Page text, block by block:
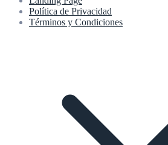
Política de Privacidad
Términos y Condiciones